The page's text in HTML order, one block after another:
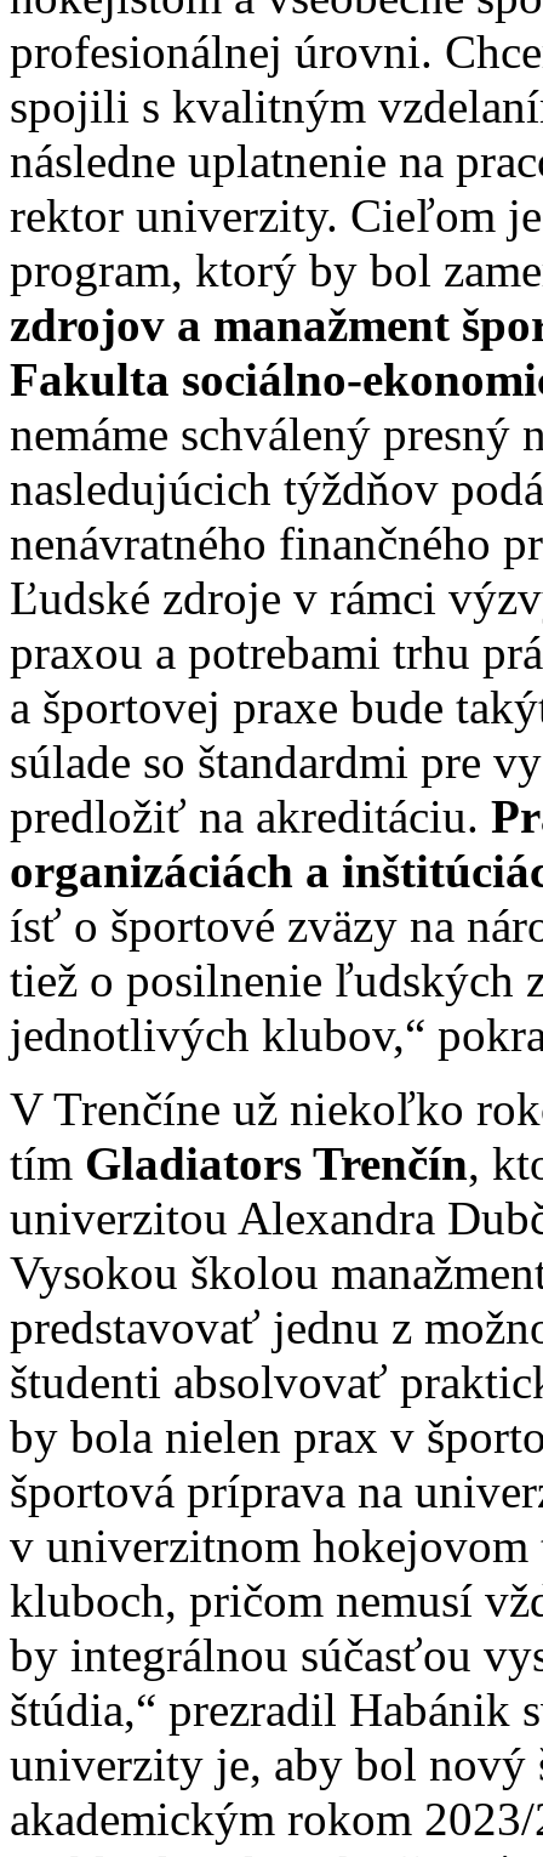
profesionálnej úrovni.
spojili s kvalitným
následne uplatnenie na
rektor univerzity. Cieľom
program, ktorý by bol
zdrojov a manažment
Fakulta sociálno-
nemáme schválený presný
nasledujúcich týždňov
nenávratného finančného
Ľudské zdroje v rámci
praxou a potrebami trhu
a športovej praxe bude
súlade so štandardmi pre
predložiť na akreditáciu.
organizáciách a
ísť o športové zväzy na
tiež o posilnenie ľudských
jednotlivých klubov,“
V Trenčíne už niekoľko
tím Gladiators Trenčín,
univerzitou Alexandra
Vysokou školou
predstavovať jednu z
študenti absolvovať
by bola nielen prax v
športová príprava na
v univerzitnom
kluboch, pričom nemusí
by integrálnou súčasťou
štúdia,“ prezradil Habánik
univerzity je, aby bol nový
akademickým rokom